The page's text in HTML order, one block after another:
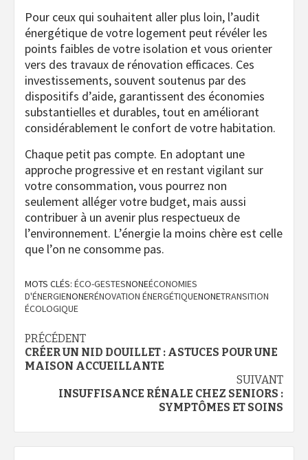
Pour ceux qui souhaitent aller plus loin, l’audit
énergétique de votre logement peut révéler les
points faibles de votre isolation et vous orienter
vers des travaux de rénovation efficaces. Ces
investissements, souvent soutenus par des
dispositifs d’aide, garantissent des économies
substantielles et durables, tout en améliorant
considérablement le confort de votre habitation.
Chaque petit pas compte. En adoptant une
approche progressive et en restant vigilant sur
votre consommation, vous pourrez non
seulement alléger votre budget, mais aussi
contribuer à un avenir plus respectueux de
l’environnement. L’énergie la moins chère est celle
que l’on ne consomme pas.
MOTS CLÉS: ÉCO-GESTESNONEÉCONOMIES
D'ÉNERGIENONERÉNOVATION ÉNERGÉTIQUENONETRANSITION
ÉCOLOGIQUE
Navigation
d’article
PRÉCÉDENT
CRÉER UN NID DOUILLET : ASTUCES POUR UNE
MAISON ACCUEILLANTE
SUIVANT
INSUFFISANCE RÉNALE CHEZ SENIORS :
SYMPTÔMES ET SOINS